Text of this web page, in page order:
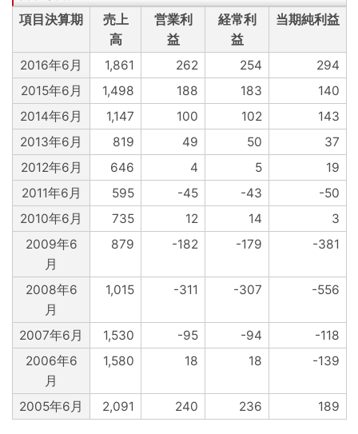
項目決算期
売上
高
営業利
益
経常利
益
当期純利益
2016年6月 1,861 262 254
294
2015年6月
1,498 188 183
140
2014年6月
1,147 100 102
143
2013年6月
819 49 50
37
2012年6月
646 4 5
19
2011年6月
595 -45 -43
-50
2010年6月
735 12 14
3
2009年6
月
879 -182 -179 -381
2008年6
月
1,015 -311 -307 -556
2007年6月 1,530 -95 -94
-118
2006年6
月
1,580 18 18 -139
2005年6月 2,091 240 236 189